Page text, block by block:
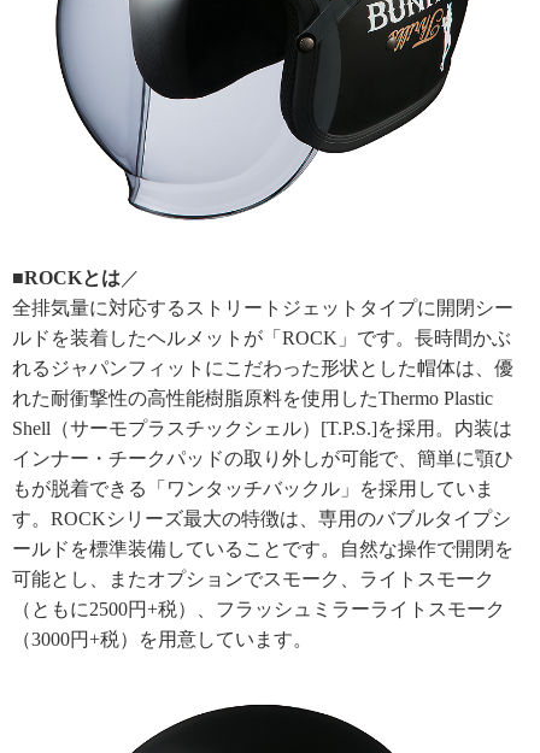
■ROCKとは／
全排気量に対応するストリートジェットタイプに開閉シー
ルドを装着したヘルメットが「ROCK」です。長時間かぶ
れるジャパンフィットにこだわった形状とした帽体は、優
れた耐衝撃性の高性能樹脂原料を使用したThermo Plastic
Shell（サーモプラスチックシェル）[T.P.S.]を採用。内装は
インナー・チークパッドの取り外しが可能で、簡単に顎ひ
もが脱着できる「ワンタッチバックル」を採用していま
す。ROCKシリーズ最大の特徴は、専用のバブルタイプシ
ールドを標準装備していることです。自然な操作で開閉を
可能とし、またオプションでスモーク、ライトスモーク
（ともに2500円+税）、フラッシュミラーライトスモーク
（3000円+税）を用意しています。